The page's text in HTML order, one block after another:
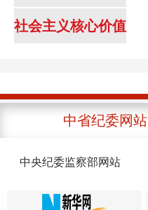
强烈突出问题专项
社会主义核心价值
中省纪委网站
中央纪委监察部网站